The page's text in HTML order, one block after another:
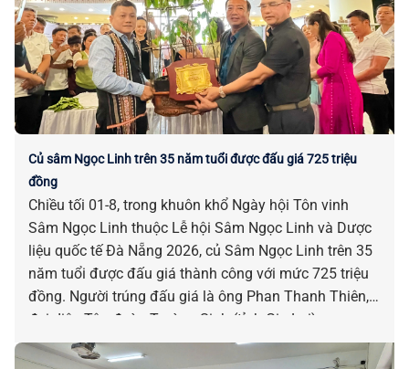
Củ sâm Ngọc Linh trên 35 năm tuổi được đấu giá 725 triệu
đồng
Chiều tối 01-8, trong khuôn khổ Ngày hội Tôn vinh
Sâm Ngọc Linh thuộc Lễ hội Sâm Ngọc Linh và Dược
liệu quốc tế Đà Nẵng 2026, củ Sâm Ngọc Linh trên 35
năm tuổi được đấu giá thành công với mức 725 triệu
đồng. Người trúng đấu giá là ông Phan Thanh Thiên,
đại diện Tập đoàn Trường Sinh (tỉnh Gia Lai).